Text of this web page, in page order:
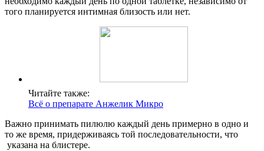
того планируется интимная близость или нет.
Читайте также:
Всё о препарате Анжелик Микро
Важно принимать пилюлю каждый день примерно в одно и
то же время, придерживаясь той последовательности, что
указана на блистере.